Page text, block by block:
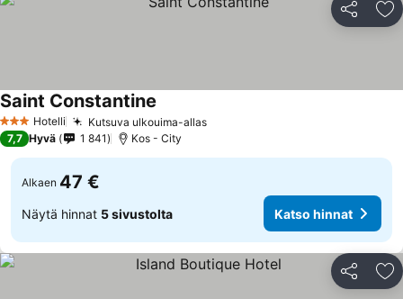
Jaa
3 Tähtiluokitus
Hotelli Kutsuva ulkouima-allas
Saint Constantine
7,7 Hyvä 1 841 Kos - City
Alkaen 47 €
Näytä hinnat 5 sivustolta Katso hinnat
Jaa